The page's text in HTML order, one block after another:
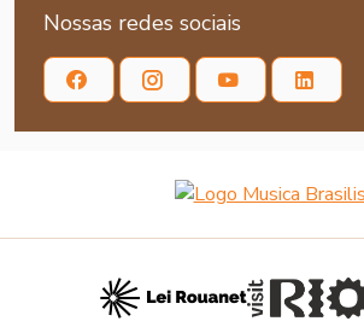
Nossas redes sociais